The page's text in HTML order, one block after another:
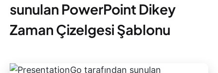
sunulan PowerPoint Dikey
Zaman Çizelgesi Şablonu